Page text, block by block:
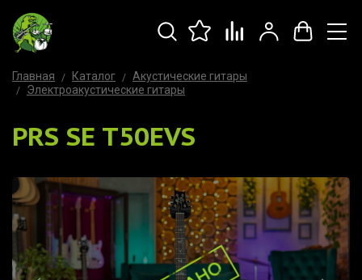
Главная Каталог
Акустические гитары
Электроакустические гитары
PRS SE T50EVS